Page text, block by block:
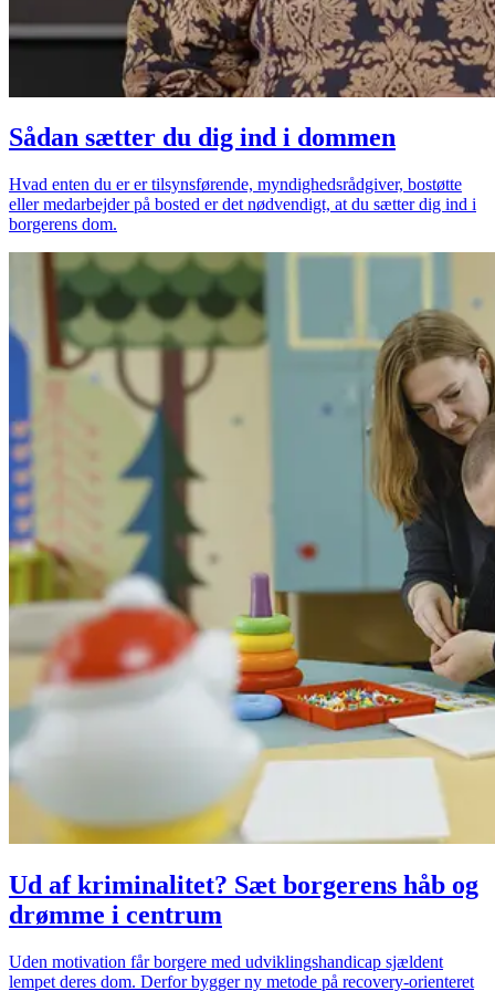
Sådan sætter du dig ind i dommen
Hvad enten du er er tilsynsførende, myndighedsrådgiver, bostøtte
eller medarbejder på bosted er det nødvendigt, at du sætter dig ind i
borgerens dom.
Ud af kriminalitet? Sæt borgerens håb og
drømme i centrum
Uden motivation får borgere med udviklingshandicap sjældent
lempet deres dom. Derfor bygger ny metode på recovery-orienteret